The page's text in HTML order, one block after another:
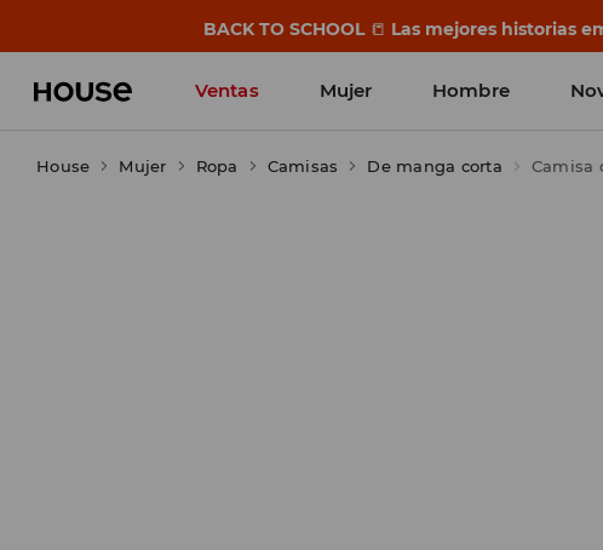
BACK TO SCHOOL 📒 Las mejores historias
Ventas Mujer Hombre
House Mujer Ropa Camisas De manga corta Camisa